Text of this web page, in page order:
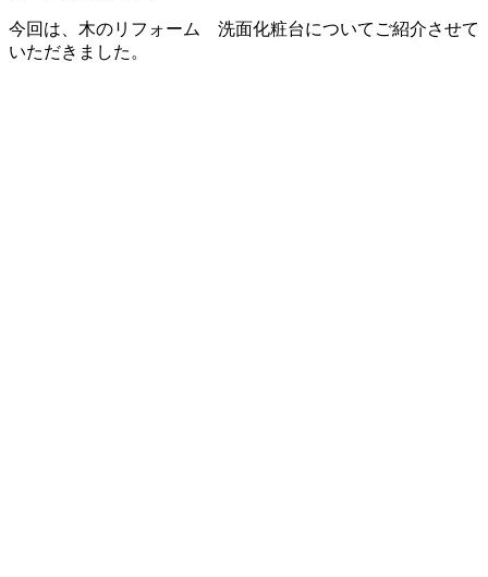
今回は、木のリフォーム 洗面化粧台についてご紹介させて
いただきました。